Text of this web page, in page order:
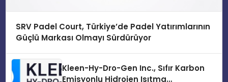
SRV Padel Court, Türkiye’de Padel Yatırımlarının
Güçlü Markası Olmayı Sürdürüyor
Kleen-Hy-Dro-Gen Inc., Sıfır Karbon
Emisyonlu Hidrojen Isıtma